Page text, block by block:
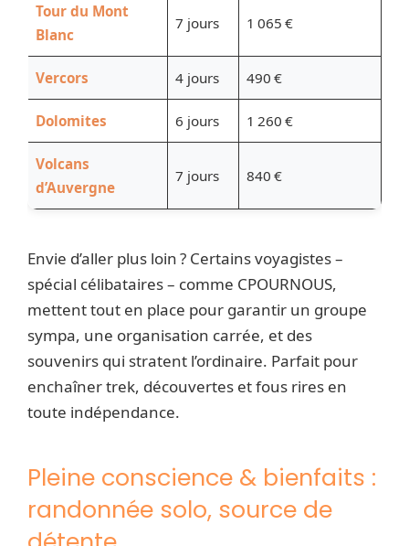
Tour du Mont
Blanc
7 jours 1 065 €
Vercors 4 jours 490 €
Dolomites 6 jours 1 260 €
Volcans
d’Auvergne
7 jours 840 €
Envie d’aller plus loin ? Certains voyagistes –
spécial célibataires – comme CPOURNOUS,
mettent tout en place pour garantir un groupe
sympa, une organisation carrée, et des
souvenirs qui stratent l’ordinaire. Parfait pour
enchaîner trek, découvertes et fous rires en
toute indépendance.
Pleine conscience & bienfaits :
randonnée solo, source de